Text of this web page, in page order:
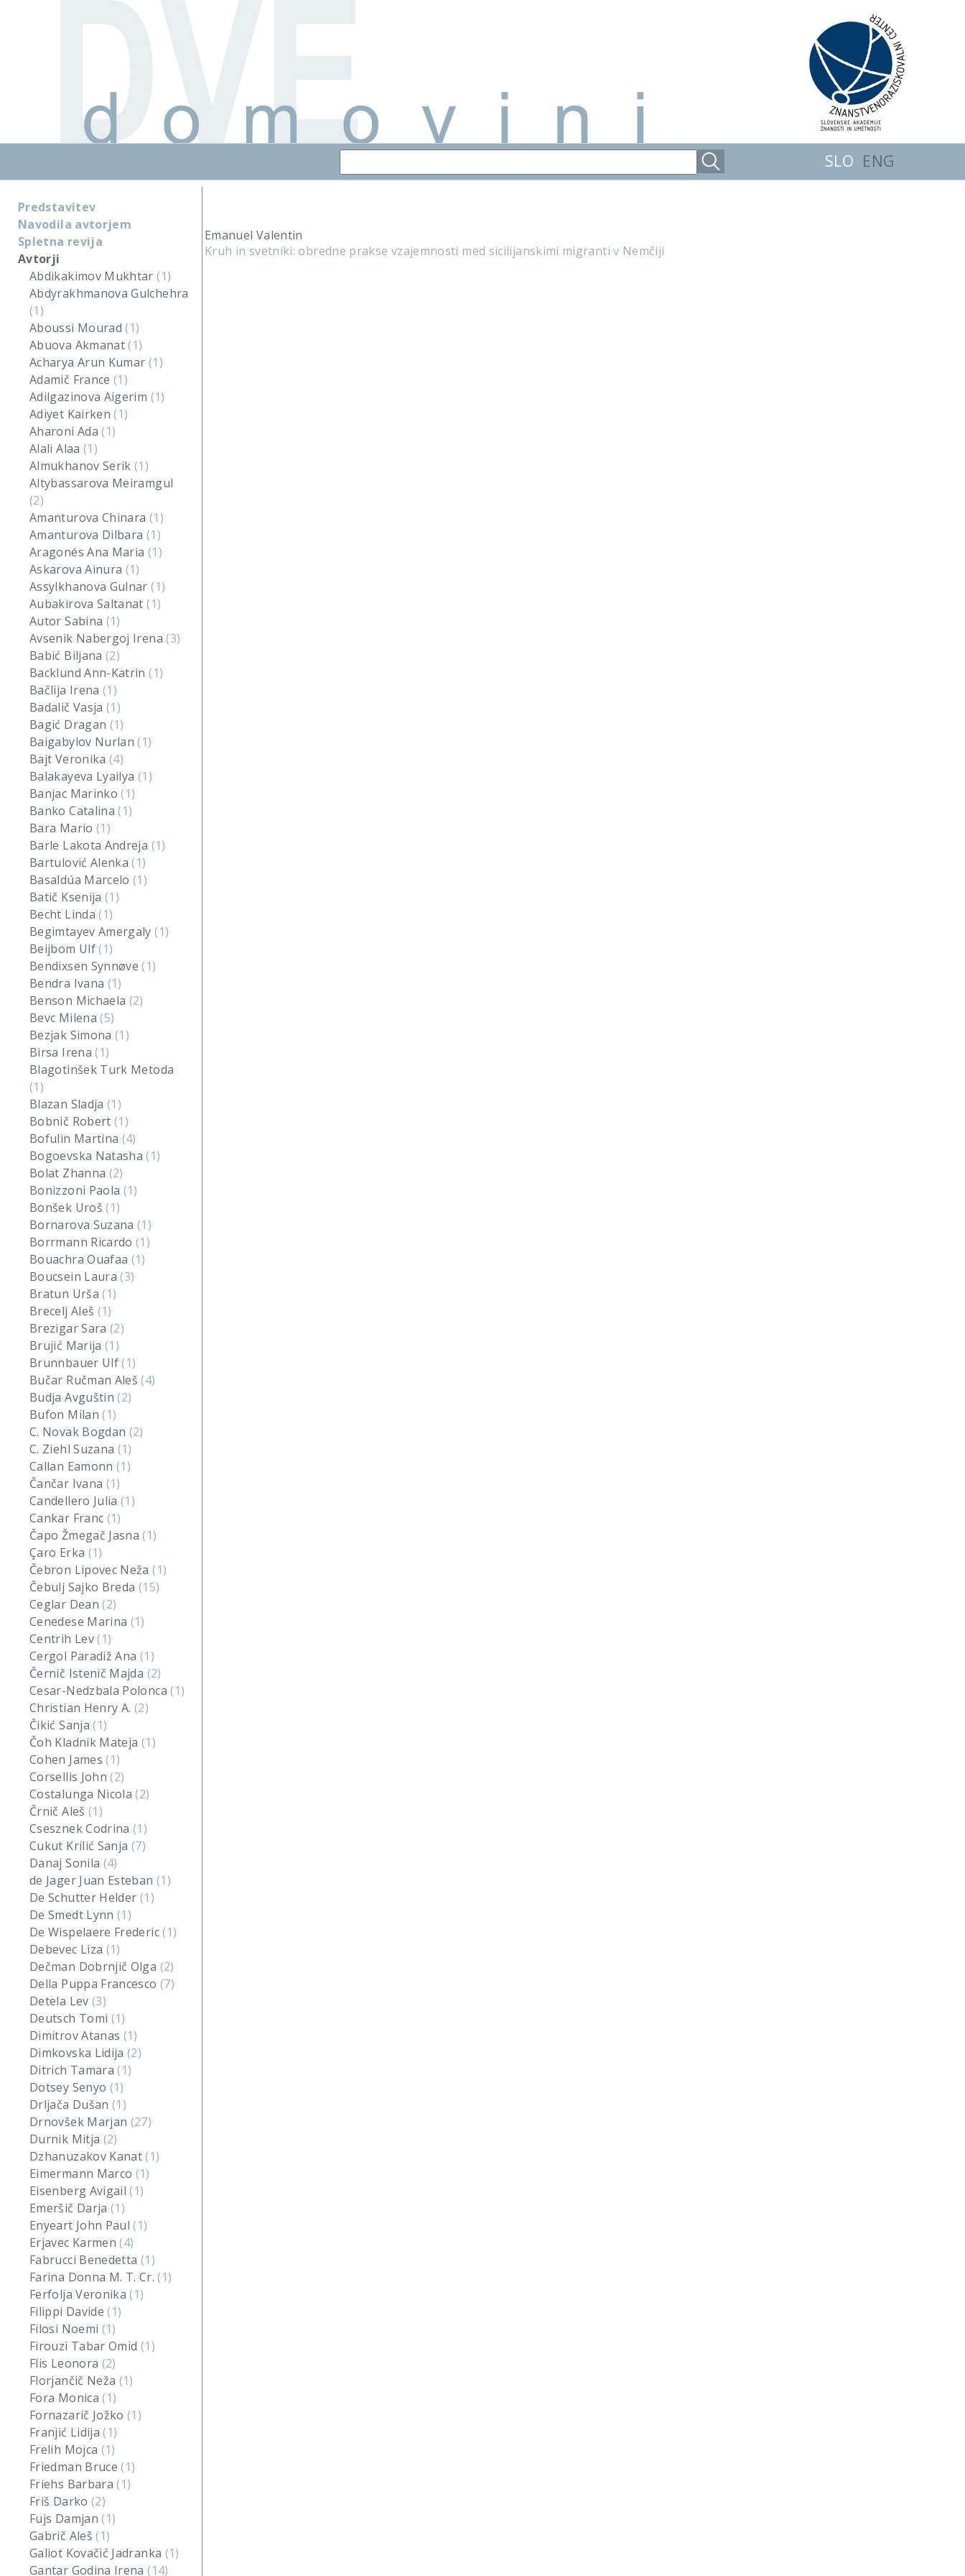
SLO ENG
Predstavitev
Navodila avtorjem
Spletna revija
Avtorji
Abdikakimov Mukhtar(1)
Abdyrakhmanova Gulchehra
(1)
Aboussi Mourad(1)
Abuova Akmanat(1)
Acharya Arun Kumar (1)
Adamič France(1)
Adilgazinova Aigerim (1)
Adiyet Kairken(1)
Aharoni Ada(1)
Alali Alaa (1)
Almukhanov Serik(1)
Altybassarova Meiramgul
(2)
Amanturova Chinara (1)
Amanturova Dilbara (1)
Aragonés Ana Maria (1)
Askarova Ainura (1)
Assylkhanova Gulnar(1)
Aubakirova Saltanat(1)
Autor Sabina (1)
Avsenik Nabergoj Irena(3)
Babić Biljana(2)
Backlund Ann-Katrin(1)
Bačlija Irena(1)
Badalič Vasja(1)
Bagić Dragan (1)
Baigabylov Nurlan(1)
Bajt Veronika(4)
Balakayeva Lyailya (1)
Banjac Marinko(1)
Banko Catalina(1)
Bara Mario (1)
Barle Lakota Andreja (1)
Bartulović Alenka(1)
Basaldúa Marcelo(1)
Batič Ksenija(1)
Becht Linda(1)
Begimtayev Amergaly(1)
Beijbom Ulf(1)
Bendixsen Synnøve(1)
Bendra Ivana (1)
Benson Michaela (2)
Bevc Milena(5)
Bezjak Simona(1)
Birsa Irena(1)
Blagotinšek Turk Metoda
(1)
Blazan Sladja(1)
Bobnič Robert(1)
Bofulin Martina (4)
Bogoevska Natasha(1)
Bolat Zhanna (2)
Bonizzoni Paola (1)
Bonšek Uroš(1)
Bornarova Suzana(1)
Borrmann Ricardo(1)
Bouachra Ouafaa (1)
Boucsein Laura(3)
Bratun Urša(1)
Brecelj Aleš (1)
Brezigar Sara(2)
Brujić Marija(1)
Brunnbauer Ulf(1)
Bučar Ručman Aleš(4)
Budja Avguštin(2)
Bufon Milan(1)
C. Novak Bogdan (2)
C. Ziehl Suzana (1)
Callan Eamonn(1)
Čančar Ivana (1)
Candellero Julia(1)
Cankar Franc (1)
Čapo Žmegač Jasna(1)
Çaro Erka (1)
Čebron Lipovec Neža(1)
Čebulj Sajko Breda (15)
Ceglar Dean(2)
Cenedese Marina (1)
Centrih Lev(1)
Cergol Paradiž Ana (1)
Černič Istenič Majda (2)
Cesar-Nedzbala Polonca(1)
Christian Henry A. (2)
Čikić Sanja(1)
Čoh Kladnik Mateja (1)
Cohen James(1)
Corsellis John(2)
Costalunga Nicola(2)
Črnič Aleš (1)
Csesznek Codrina(1)
Cukut Krilić Sanja (7)
Danaj Sonila (4)
de Jager Juan Esteban (1)
De Schutter Helder (1)
De Smedt Lynn(1)
De Wispelaere Frederic(1)
Debevec Liza (1)
Dečman Dobrnjič Olga (2)
Della Puppa Francesco (7)
Detela Lev (3)
Deutsch Tomi (1)
Dimitrov Atanas (1)
Dimkovska Lidija(2)
Ditrich Tamara(1)
Dotsey Senyo (1)
Drljača Dušan(1)
Drnovšek Marjan (27)
Durnik Mitja (2)
Dzhanuzakov Kanat(1)
Eimermann Marco (1)
Eisenberg Avigail(1)
Emeršič Darja(1)
Enyeart John Paul(1)
Erjavec Karmen(4)
Fabrucci Benedetta (1)
Farina Donna M. T. Cr.(1)
Ferfolja Veronika(1)
Filippi Davide(1)
Filosi Noemi (1)
Firouzi Tabar Omid (1)
Flis Leonora (2)
Florjančič Neža (1)
Fora Monica(1)
Fornazarič Jožko(1)
Franjić Lidija(1)
Frelih Mojca (1)
Friedman Bruce(1)
Friehs Barbara(1)
Friš Darko (2)
Fujs Damjan(1)
Gabrič Aleš(1)
Galiot Kovačić Jadranka (1)
Gantar Godina Irena(14)
Emanuel Valentin
Kruh in svetniki: obredne prakse vzajemnosti med sicilijanskimi migranti v Nemčiji